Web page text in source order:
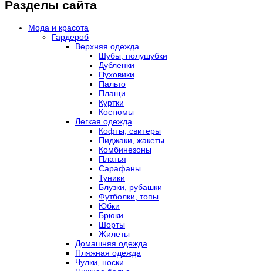
Разделы сайта
Мода и красота
Гардероб
Верхняя одежда
Шубы, полушубки
Дубленки
Пуховики
Пальто
Плащи
Куртки
Костюмы
Легкая одежда
Кофты, свитеры
Пиджаки, жакеты
Комбинезоны
Платья
Сарафаны
Туники
Блузки, рубашки
Футболки, топы
Юбки
Брюки
Шорты
Жилеты
Домашняя одежда
Пляжная одежда
Чулки, носки